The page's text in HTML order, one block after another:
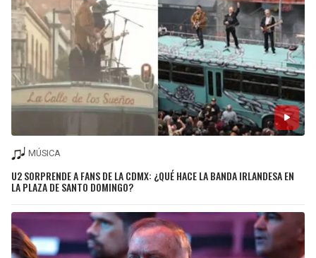
MÚSICA
U2 SORPRENDE A FANS DE LA CDMX: ¿QUÉ HACE LA BANDA IRLANDESA EN
LA PLAZA DE SANTO DOMINGO?